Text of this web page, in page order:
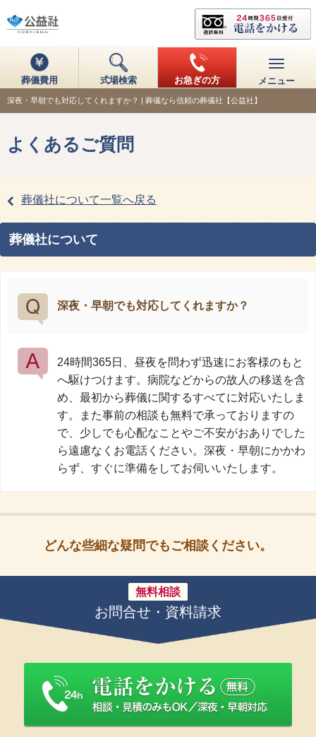
葬儀費用 式場検索 お急ぎの方 メニュー
深夜・早朝でも対応してくれますか？ | 葬儀なら信頼の葬儀社【公益社】
よくあるご質問
葬儀社について一覧へ戻る
葬儀社について
深夜・早朝でも対応してくれますか？
24時間365日、昼夜を問わず迅速にお客様のもと
へ駆けつけます。病院などからの故人の移送を含
め、最初から葬儀に関するすべてに対応いたしま
す。また事前の相談も無料で承っておりますの
で、少しでも心配なことやご不安がおありでした
ら遠慮なくお電話ください。深夜・早朝にかかわ
らず、すぐに準備をしてお伺いいたします。
どんな些細な疑問でもご相談ください。
無料相談
お問合せ・資料請求